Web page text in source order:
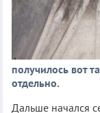
получилось вот
отдельно.
Дальше начался